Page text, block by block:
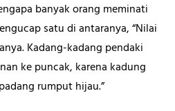
banyak orang meminati
satu di antaranya, “Nilai
Kadang-kadang pendaki
ke puncak, karena kadung
rumput hijau.”